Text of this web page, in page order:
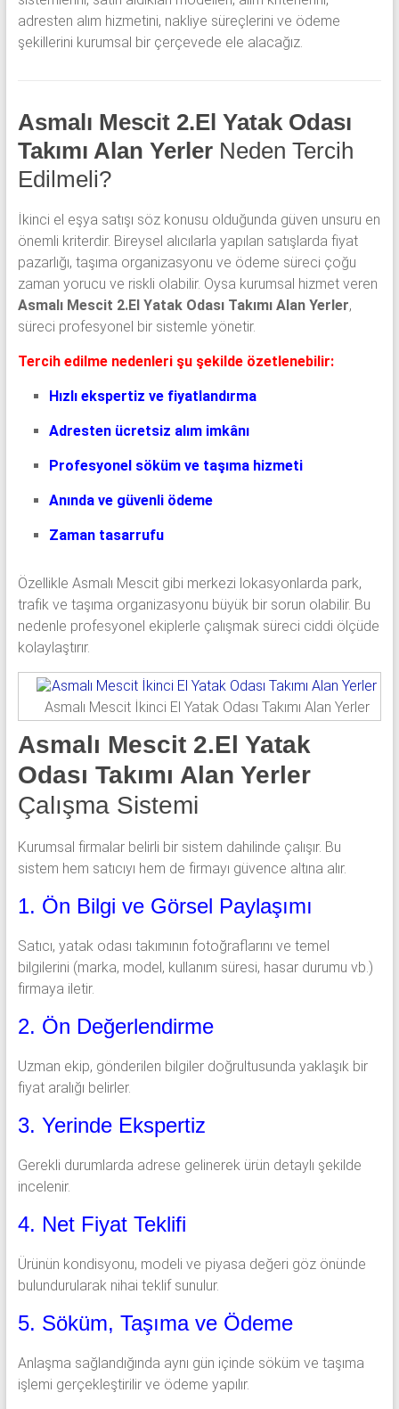
adresten alım hizmetini, nakliye süreçlerini ve ödeme
şekillerini kurumsal bir çerçevede ele alacağız.
Asmalı Mescit 2.El Yatak Odası
Takımı Alan Yerler Neden Tercih
Edilmeli?
İkinci el eşya satışı söz konusu olduğunda güven unsuru en
önemli kriterdir. Bireysel alıcılarla yapılan satışlarda fiyat
pazarlığı, taşıma organizasyonu ve ödeme süreci çoğu
zaman yorucu ve riskli olabilir. Oysa kurumsal hizmet veren
Asmalı Mescit 2.El Yatak Odası Takımı Alan Yerler,
süreci profesyonel bir sistemle yönetir.
Tercih edilme nedenleri şu şekilde özetlenebilir:
Hızlı ekspertiz ve fiyatlandırma
Adresten ücretsiz alım imkânı
Profesyonel söküm ve taşıma hizmeti
Anında ve güvenli ödeme
Zaman tasarrufu
Özellikle Asmalı Mescit gibi merkezi lokasyonlarda park,
trafik ve taşıma organizasyonu büyük bir sorun olabilir. Bu
nedenle profesyonel ekiplerle çalışmak süreci ciddi ölçüde
kolaylaştırır.
Asmalı Mescit İkinci El Yatak Odası Takımı Alan Yerler
Asmalı Mescit 2.El Yatak
Odası Takımı Alan Yerler
Çalışma Sistemi
Kurumsal firmalar belirli bir sistem dahilinde çalışır. Bu
sistem hem satıcıyı hem de firmayı güvence altına alır.
1. Ön Bilgi ve Görsel Paylaşımı
Satıcı, yatak odası takımının fotoğraflarını ve temel
bilgilerini (marka, model, kullanım süresi, hasar durumu vb.)
firmaya iletir.
2. Ön Değerlendirme
Uzman ekip, gönderilen bilgiler doğrultusunda yaklaşık bir
fiyat aralığı belirler.
3. Yerinde Ekspertiz
Gerekli durumlarda adrese gelinerek ürün detaylı şekilde
incelenir.
4. Net Fiyat Teklifi
Ürünün kondisyonu, modeli ve piyasa değeri göz önünde
bulundurularak nihai teklif sunulur.
5. Söküm, Taşıma ve Ödeme
Anlaşma sağlandığında aynı gün içinde söküm ve taşıma
işlemi gerçekleştirilir ve ödeme yapılır.